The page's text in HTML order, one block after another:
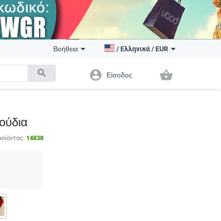
search
Βοήθεια / Ελληνικά/ EUR
account_circle Είσοδος shopping_basket
14838